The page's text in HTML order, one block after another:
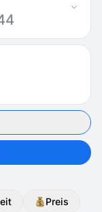
Preis